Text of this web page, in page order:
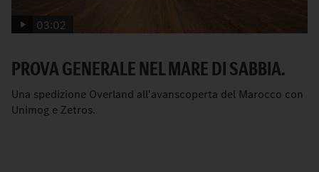
03:02
PROVA GENERALE NEL MARE DI SABBIA.
Una spedizione Overland all'avanscoperta del Marocco con
Unimog e Zetros.